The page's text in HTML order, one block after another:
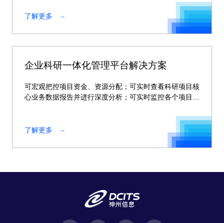
了解更多
企业科研一体化管理平台解决方案
可宏观把控项目资金、资源分配；可实时查看科研项目核
心业务数据报告并进行深度分析；可实时监控各个项目动
了解更多